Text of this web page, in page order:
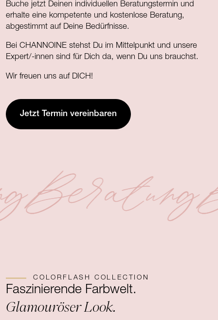
Buche jetzt Deinen individuellen Beratungstermin und
erhalte eine kompetente und kostenlose Beratung,
abgestimmt auf Deine Bedürfnisse.
Bei CHANNOINE stehst Du im Mittelpunkt und unsere
Expert/-innen sind für Dich da, wenn Du uns brauchst.
Wir freuen uns auf DICH!
Jetzt Termin vereinbaren
Beratung
COLORFLASH COLLECTION
Faszinierende Farbwelt.
Glamouröser Look.